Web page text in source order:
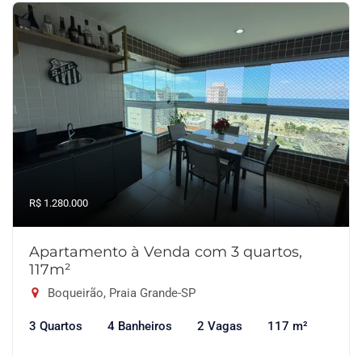
R$ 1.280.000
Apartamento à Venda com 3 quartos,
117m²
Boqueirão, Praia Grande-SP
3 Quartos 4 Banheiros 2 Vagas 117 m²